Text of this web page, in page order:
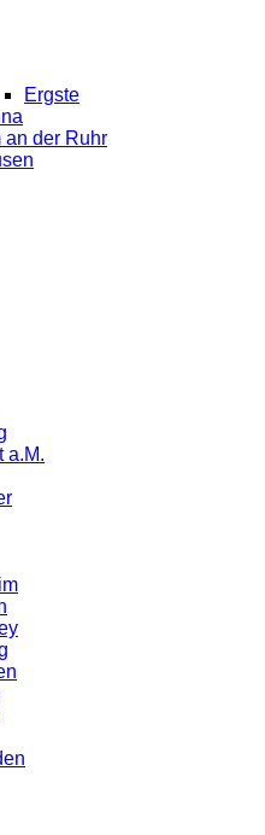
Ergste
an der Ruhr
a.M.